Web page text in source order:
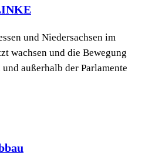
und Niedersachsen im
wachsen und die Bewegung
außerhalb der Parlamente